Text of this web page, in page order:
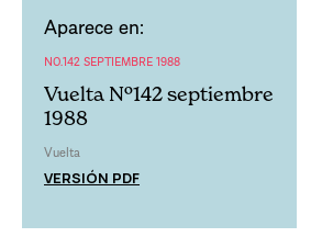
Aparece en:
NO.142 SEPTIEMBRE 1988
Vuelta Nº142 septiembre
1988
Vuelta
VERSIÓN PDF